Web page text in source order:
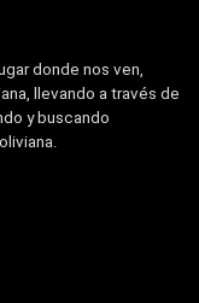
donde nos ven,
llevando a través de
y buscando